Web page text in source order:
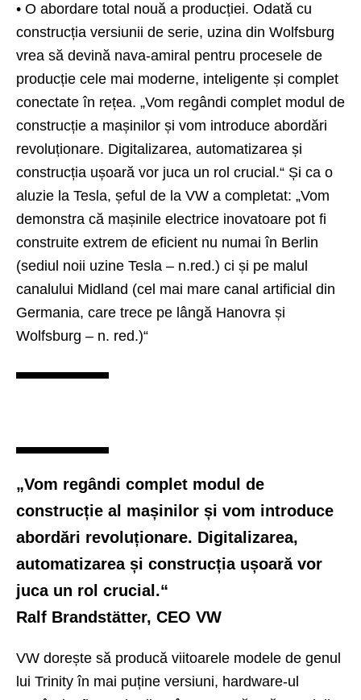
• O abordare total nouă a producției. Odată cu
construcția versiunii de serie, uzina din Wolfsburg
vrea să devină nava-amiral pentru procesele de
producție cele mai moderne, inteligente și complet
conectate în rețea. „Vom regândi complet modul de
construcție a mașinilor și vom introduce abordări
revoluționare. Digitalizarea, automatizarea și
construcția ușoară vor juca un rol crucial.“ Și ca o
aluzie la Tesla, șeful de la VW a completat: „Vom
demonstra că mașinile electrice inovatoare pot fi
construite extrem de eficient nu numai în Berlin
(sediul noii uzine Tesla – n.red.) ci și pe malul
canalului Midland (cel mai mare canal artificial din
Germania, care trece pe lângă Hanovra și
Wolfsburg – n. red.)“
„Vom regândi complet modul de
construcție al mașinilor și vom introduce
abordări revoluționare. Digitalizarea,
automatizarea și construcția ușoară vor
juca un rol crucial.“
Ralf Brandstätter, CEO VW
VW dorește să producă viitoarele modele de genul
lui Trinity în mai puține versiuni, hardware-ul